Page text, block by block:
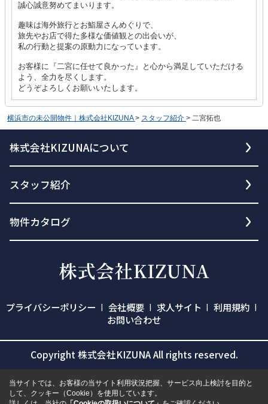
誠心誠意努めてまいります。
趣味は海外旅行とお鮨屋さんめぐりで、
旅先やお店で得た多様な価値観との出会いが、
私の行動と提案の原動力になっています。
お客様に『二宮に任せて良かった』と心から満足していただける
よう、全力を尽くします。
どうぞよろしくお願いいたします。
横浜市の未公開物件｜株式会社KIZUNA > スタッフ紹介 > 二宮拓也
株式会社KIZUNAについて
スタッフ紹介
物件カタログ
プライバシーポリシー 会社概要 求人サイト
利用規約
お問い合わせ
Copyright 株式会社KIZUNA All rights reserved.
当サイトでは、お客様の当サイト利用状況把握、サービス向上検討を目的と
して、クッキー（Cookie）を使用しています。